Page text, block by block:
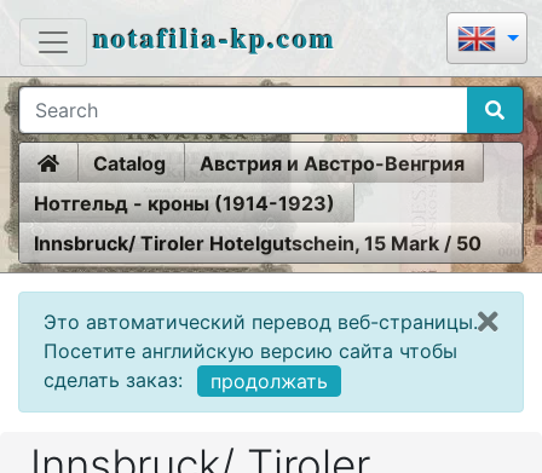
notafilia-kp.com
HomeCatalog
Австрия и Австро-Венгрия
Нотгельд - кроны (1914-1923)
Innsbruck/ Tiroler Hotelgutschein, 15 Mark / 50
Kronen, 1920
Это автоматический перевод веб-страницы.
Посетите английскую версию сайта чтобы
сделать заказ:
продолжать